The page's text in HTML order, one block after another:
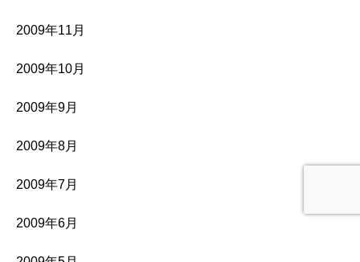
2009年11月
2009年10月
2009年9月
2009年8月
2009年7月
2009年6月